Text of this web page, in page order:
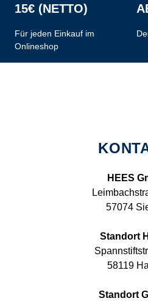
15€ (NETTO)
Für jeden Einkauf im
Onlineshop
HEES
57074
Standort
58119
Standort